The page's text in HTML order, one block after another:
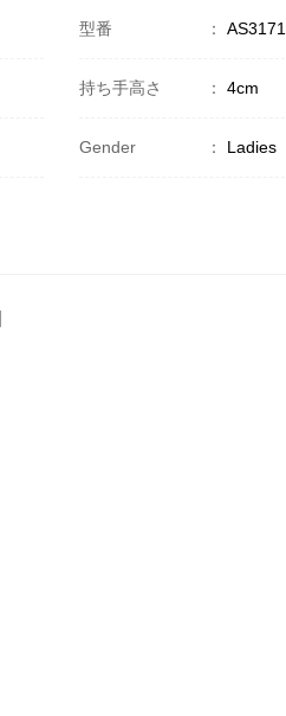
型番 ： AS3171
持ち手高さ ： 4cm
Gender ： Ladies